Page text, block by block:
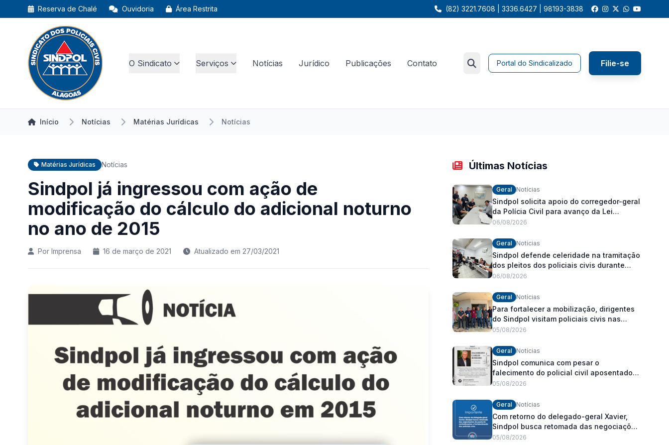
Reserva de Chalé Ouvidoria Área Restrita (82) 3221.7608 | 3336.6427 | 98193-3838
O Sindicato Serviços Notícias Jurídico Publicações Contato Portal do Sindicalizado Filie-se
Início Notícias Matérias Jurídicas Notícias
Matérias Jurídicas Notícias
Sindpol já ingressou com ação de
modificação do cálculo do adicional noturno
no ano de 2015
Por Imprensa 16 de março de 2021 Atualizado em 27/03/2021
Últimas Notícias
Geral Notícias
Sindpol solicita apoio do corregedor-geral
da Polícia Civil para avanço da Lei
Orgânica Estadual
06/08/2026
Geral Notícias
Sindpol defende celeridade na tramitação
dos pleitos dos policiais civis durante
visita às delegacias
06/08/2026
Geral Notícias
Para fortalecer a mobilização, dirigentes
do Sindpol visitam policiais civis nas
delegacias
05/08/2026
Geral Notícias
Sindpol comunica com pesar o
falecimento do policial civil aposentado
Dagoberto Carlos Romeiro
05/08/2026
Geral Notícias
Com retorno do delegado-geral Xavier,
Sindpol busca retomada das negociações
da pauta de reivindicações e
05/08/2026